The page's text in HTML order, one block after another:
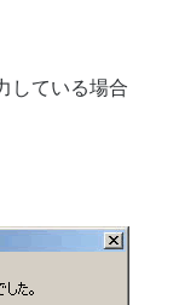
している場合